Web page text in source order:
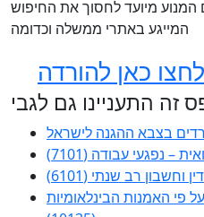
המנוע מיועד לחסוך את החיפוש
המייגע באתרי ממשלה וכדומה
לחצו כאן להורדה
זה התעניינו גם לגבי
בצבא ההגנה לישראל
– נפגעי עבודה (7101)
דין וחשבון רב שנתי (6101)
פי האמנות הבינלאומיות